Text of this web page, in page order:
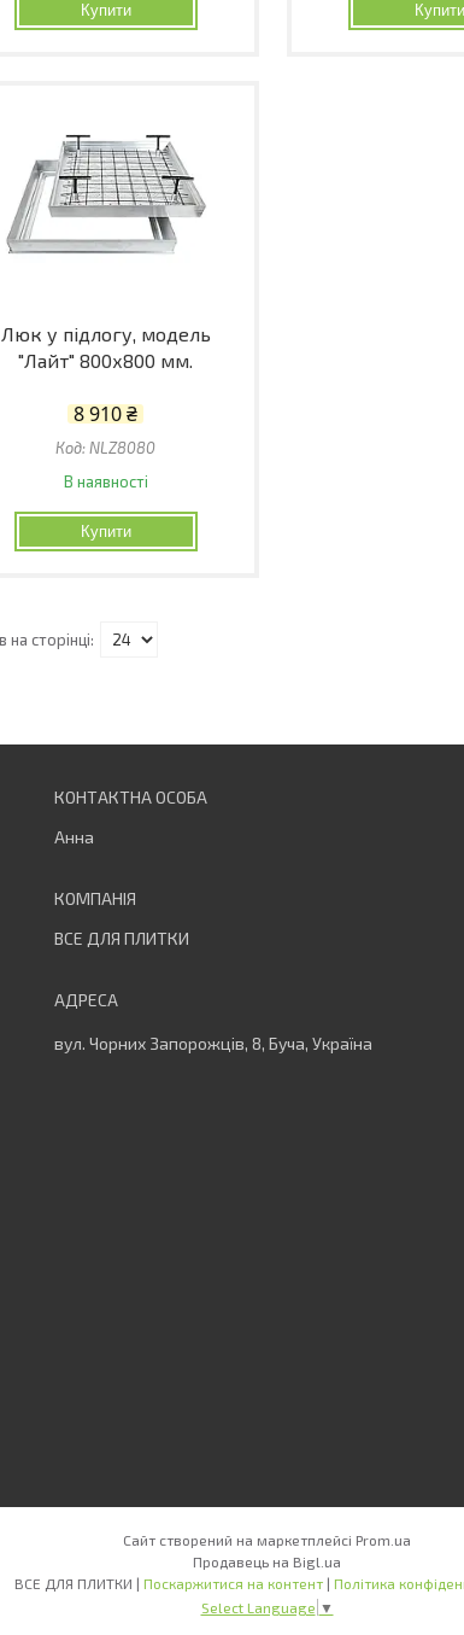
Купити Купити
Люк у підлогу, модель
"Лайт" 800х800 мм.
8 910 ₴
NLZ8080
В наявності
Купити
Анна
ВСЕ ДЛЯ ПЛИТКИ
вул. Чорних Запорожців, 8, Буча, Україна
Сайт створений на маркетплейсі Prom.ua
Продавець на Bigl.ua
ВСЕ ДЛЯ ПЛИТКИ | Поскаржитися на контент | Політика
Select Language ▼